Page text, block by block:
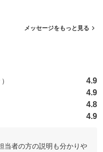
メッセージをもっと見る
）
4.9
4.9
4.8
4.9
当者の方の説明も分かりや